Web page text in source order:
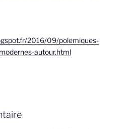
2016/09/polemiques-
autour.html